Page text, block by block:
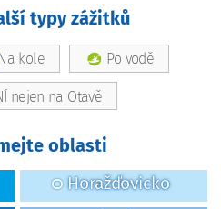
typy zážitků
Na kole Po vodě
nejen na Otavě
oblasti
Horažďovicko